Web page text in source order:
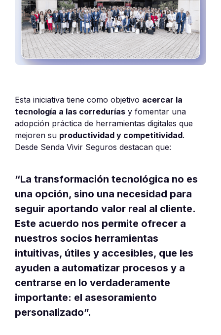
Esta iniciativa tiene como objetivo acercar la
tecnología a las corredurías y fomentar una
adopción práctica de herramientas digitales que
mejoren su productividad y competitividad.
Desde Senda Vivir Seguros destacan que:
“La transformación tecnológica no es
una opción, sino una necesidad para
seguir aportando valor real al cliente.
Este acuerdo nos permite ofrecer a
nuestros socios herramientas
intuitivas, útiles y accesibles, que les
ayuden a automatizar procesos y a
centrarse en lo verdaderamente
importante: el asesoramiento
personalizado”.